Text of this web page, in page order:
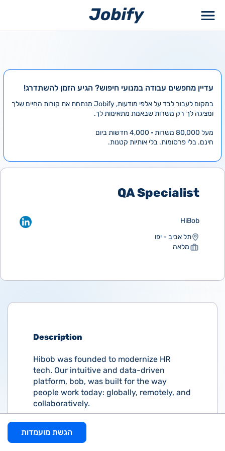
עדיין מחפשים עבודה במנועי חיפוש? הגיע הזמן להשתדרג!
במקום לעבור לבד על אלפי מודעות, Jobify מנתחת את קורות החיים שלך
ומציגה לך רק משרות שבאמת מתאימות לך.
מעל 80,000 משרות • 4,000 חדשות ביום
חינם. בלי פרסומות. בלי אותיות קטנות.
QA Specialist
HiBob
תל אביב - יפו
מלאה
Description
Hibob was founded to modernize HR
tech. Our intuitive and data-driven
platform, bob, was built for the way
people work today: globally, remotely, and
collaboratively.
Since its launch in late 2015, bob has
achieved consecutive triple-digit year-
הגשת מועמדות